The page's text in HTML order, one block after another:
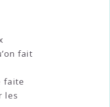
fait
faite
les